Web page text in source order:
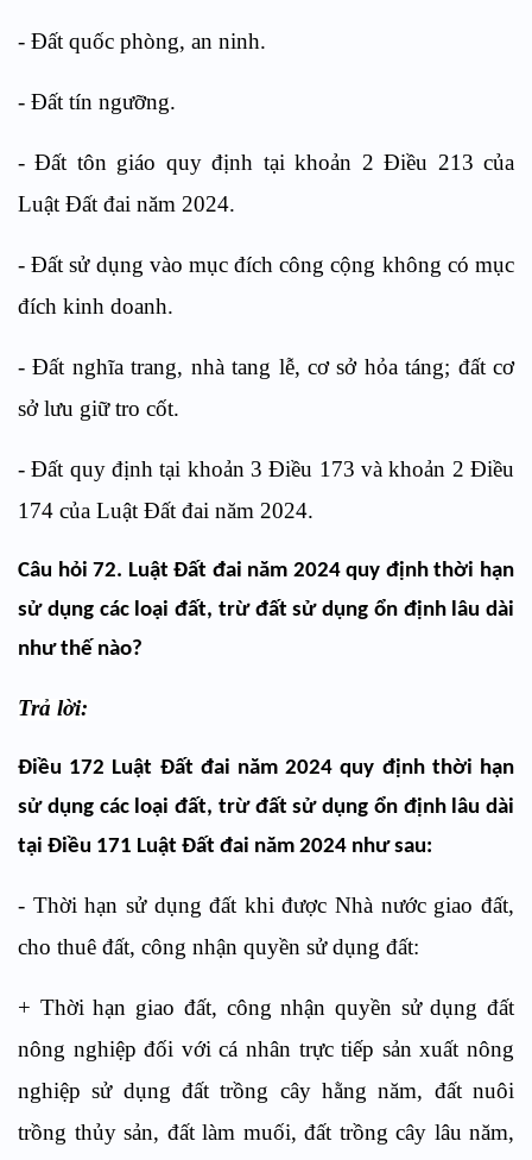
- Đất quốc phòng, an ninh.
- Đất tín ngưỡng.
- Đất tôn giáo quy định tạikhoản 2 Điều 213 của
Luật Đất đai năm 2024.
- Đất sử dụng vào mục đích công cộng không có mục
đích kinh doanh.
- Đất nghĩa trang, nhà tang lễ, cơ sở hỏa táng; đất cơ
sở lưu giữ tro cốt.
- Đất quy định tại khoản 3 Điều 173 và khoản 2 Điều
174 của Luật Đất đai năm 2024.
Câu hỏi 72. Luật Đất đai năm 2024 quy định thời hạn
sử dụng các loại đất, trừ đất sử dụng ổn định lâu dài
như thế nào?
Trả lời:
Điều 172 Luật Đất đai năm 2024 quy định thời hạn
sử dụng các loại đất, trừ đất sử dụng ổn định lâu dài
tại Điều 171 Luật Đất đai năm 2024 như sau:
- Thời hạn sử dụng đất khi được Nhà nước giao đất,
cho thuê đất, công nhận quyền sử dụng đất:
+ Thời hạn giao đất, công nhận quyền sử dụng đất
nông nghiệp đối với cá nhân trực tiếp sản xuất nông
nghiệp sử dụng đất trồng cây hằng năm, đất nuôi
trồng thủy sản, đất làm muối, đất trồng cây lâu năm,